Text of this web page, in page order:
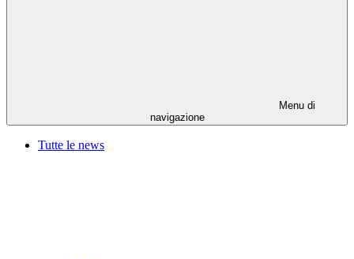
Menu di
navigazione
Tutte le news